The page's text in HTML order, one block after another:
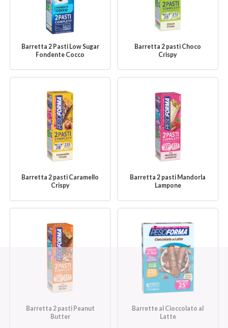
Barretta 2 Pasti Low Sugar
Fondente Cocco
Barretta 2 pasti Choco
Crispy
Barretta 2 pasti Caramello
Crispy
Barretta 2 pasti Mandorla
Lampone
Barretta 2 pasti Peanut
Butter
Barrette al Cioccolato al
Latte